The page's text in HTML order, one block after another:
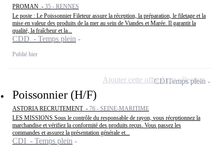
PROMAN - 35 - RENNES
Le poste : Le Poissonnier Fileteur assure la réception, la préparation, le filetage et la
mise en valeur des produits de la mer au sein de Viandes et Marée. Il garantit la
qualité, la fraîcheur et la...
CDD - Temps plein
Publié hier
Poissonnier (H/F)
ASTORIA RECRUTEMENT - 76 - SEINE-MARITIME
LES MISSIONS Sous le contrôle du responsable de rayon, vous réceptionnez la
marchandise et vérifiez la conformité des produits reçus. Vous passez les
commandes et assurez la présentation générale et...
CDI - Temps plein
CDITemps plein
Ajouter cette offre à ma sélection